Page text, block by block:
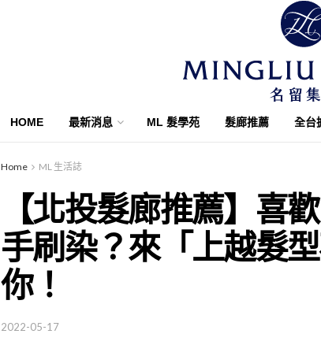
HOME 最新消息 ML 髮學苑 髮廊推薦 全台
Home ML 生活誌
【北投髮廊推薦】喜
手刷染？來「上越髮
你！
2022-05-17